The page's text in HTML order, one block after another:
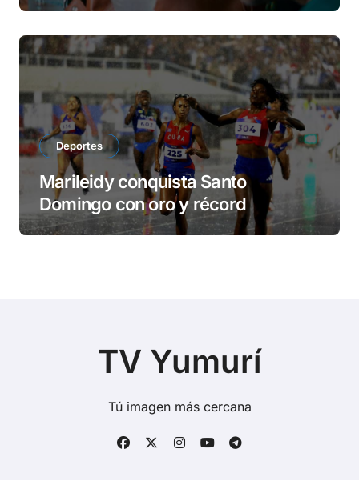
Deportes
Marileidy conquista Santo
Domingo con oro y récord
TV Yumurí
Tú imagen más cercana